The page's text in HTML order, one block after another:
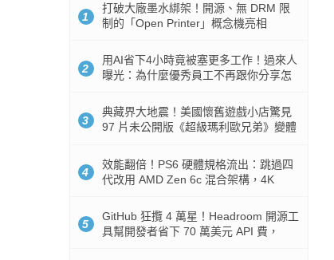
1
打破大廠墨水綁架！開源、無 DRM 限
制的「Open Printer」概念機亮相
2
用AI省下4小時竟被塞更多工作！過來人
曝光：為什麼優秀員工不再跟你分享怎
3
典藏界大地震！美國懷舊遊戲小店驚見
97 片未公開版《超級瑪利歐兄弟》變體
4
效能翻倍！PS6 硬體規格流出：跳過四
代改用 AMD Zen 6c 混合架構，4K
5
GitHub 狂攬 4 萬星！Headroom 開源工
具幫開發者省下 70 萬美元 API 費，